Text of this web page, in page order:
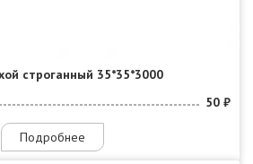
строганный 35*35*3000
50 ₽
Подробнее